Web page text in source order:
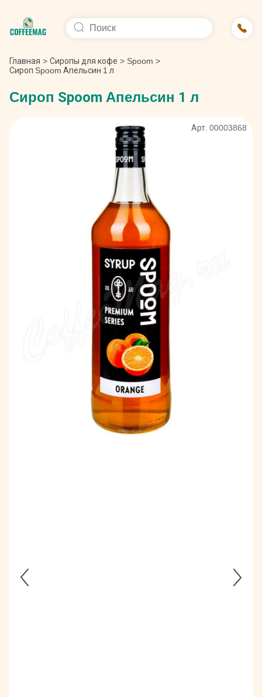
Главная > Сиропы для кофе > Spoom >
Сироп Spoom Апельсин 1 л
Сироп Spoom Апельсин 1 л
Арт. 00003868